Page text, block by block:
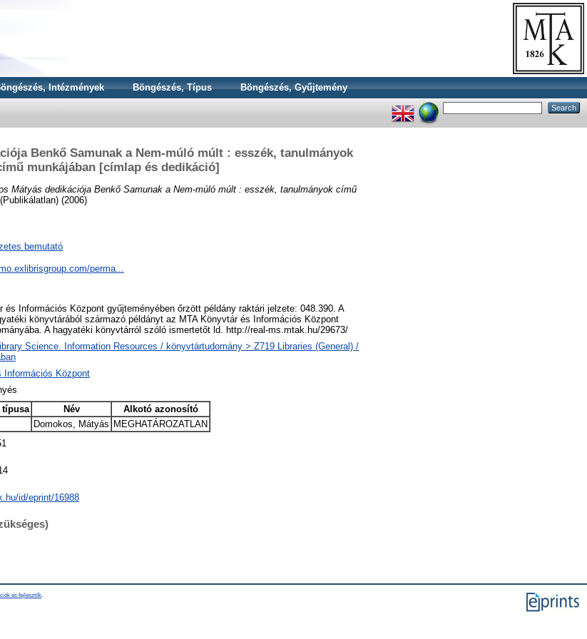
Intézmények Böngészés, Típus Böngészés, Gyűjtemény
Benkő Samunak a Nem-múló múlt : esszék, tanulmányok
munkájában [címlap és dedikáció]
Mátyás dedikációja Benkő Samunak a Nem-múló múlt : esszék, tanulmányok című
(Publikálatlan) (2006)
bemutató
perma...
és Információs Központ gyűjteményében őrzött példány raktári jelzete: 048.390. A
könyvtárából származó példányt az MTA Könyvtár és Információs Központ
A hagyatéki könyvtárról szóló ismertetőt ld. http://real-ms.mtak.hu/29673/
Science. Information Resources / könyvtártudomány > Z719 Libraries (General) /
Információs Központ
típusa Név
Alkotó azonosító
Domokos, Mátyás MEGHATÁROZATLAN
id/eprint/16988
és fejlesztők